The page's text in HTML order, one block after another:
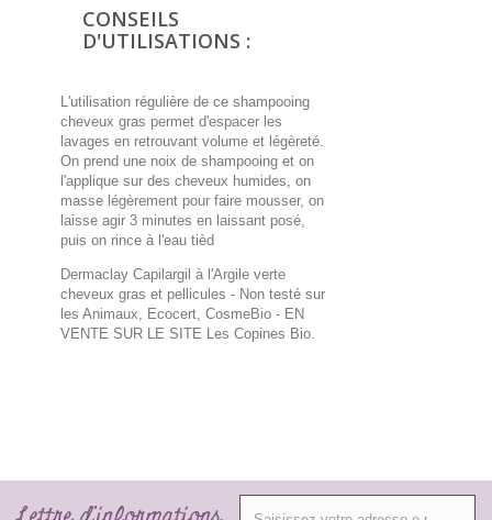
CONSEILS
D'UTILISATIONS :
L'utilisation régulière de ce shampooing
cheveux gras permet d'espacer les
lavages en retrouvant volume et légèreté.
On prend une noix de shampooing et on
l'applique sur des cheveux humides, on
masse légèrement pour faire mousser, on
laisse agir 3 minutes en laissant posé,
puis on rince à l'eau tièd
Dermaclay Capilargil à l'Argile verte
cheveux gras et pellicules - Non testé sur
les Animaux, Ecocert, CosmeBio - EN
VENTE SUR LE SITE Les Copines Bio.